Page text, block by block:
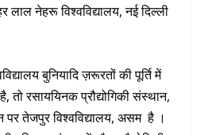
लाल नेहरू विश्वविद्यालय, नई दिल्ली
बुनियादि ज़रूरतों की पूर्ति में
रसाययिनक प्रौद्योगिकी संस्थान,
तेजपुर विश्वविद्यालय, असम है ।